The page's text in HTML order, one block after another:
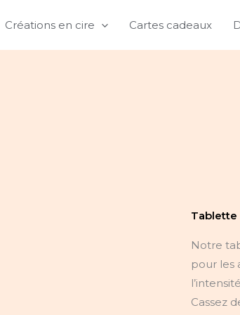
Créations en cire Cartes cadeaux
Notre
pour les
Cassez
et